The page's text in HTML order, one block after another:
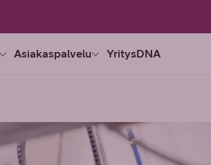
Asiakaspalvelu YritysDNA